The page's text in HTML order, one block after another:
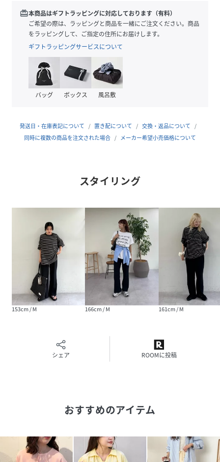
裾はほどよくフレアになっているのでスタイルアップも叶い
ます。
■スタイリング
Ｔシャツやスウェット、ブラウスなど様々なアイテムと相性
オーバーサイズのカットソーやシャツとあわせてメリハリを
つけて着こなすと旬なスタイルに。
足元は、バレエシューズやストラップサンダルなどで女性ら
しく合わせるのはもちろん、
洗濯：液温は40 ℃を限度とし、手洗いができる
■ウエストサイズ
S：66(最小) ~94 (最大)
M： 68(最小) ~96(最大)
・・・・・・・・・・・・・・・・・・・・・・
透け感：なし
裏地：なし（ホワイト・アイボリーは裏地あり）
伸縮性：あり
・・・・・・・・・・・・・・・・・・・・・・
▼気になる商品をお気に入り登録
若干の仕様が変更になる場合がございますので、予めご了承
の上ご注文くださいますようお願いいたします
※屋外の光や照明の当たり具合で、実際の商品の色味とカラ
ー別画像の色味に若干の違いが発生する場合がございます。
redeem本商品はギフトラッピングに対応しております（有料）
ご希望の際は、ラッピングと商品を一緒にご注文ください。商品
をラッピングして、ご指定の住所にお届けします。
ギフトラッピングサービスについて
バッグ ボックス 風呂敷
発送日・在庫表記について 置き配について
交換・返品について
同時に複数の商品を注文された場合
メーカー希望小売価格について
スタイリング
153cm / M 166cm / M 161cm / M
シェア ROOMに投稿
おすすめのアイテム